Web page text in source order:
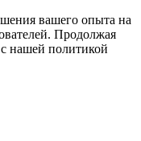
вашего опыта на
Продолжая
с нашей политикой